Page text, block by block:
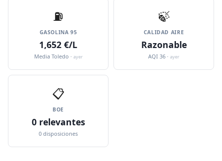
⛽️
GASOLINA 95
1,652 €/L
Media Toledo · ayer
🍃
CALIDAD AIRE
Razonable
AQI 36 · ayer
📋
BOE
0 relevantes
0 disposiciones